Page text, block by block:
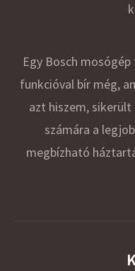
Egy Bosch
funkcióval bír még,
azt hiszem,
számára a
megbízható